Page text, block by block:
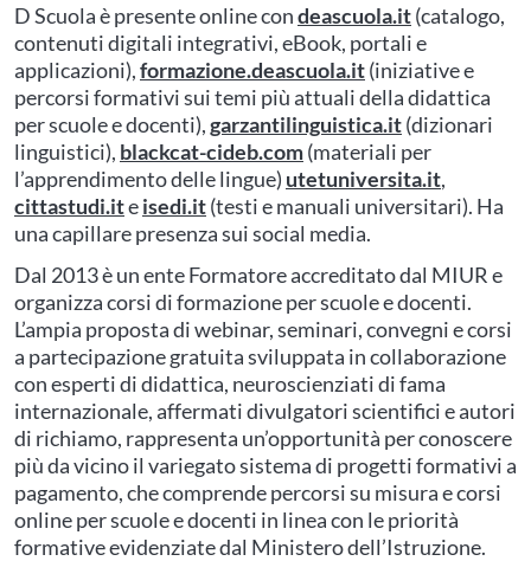
D Scuola è presente online condeascuola.it(catalogo,
contenuti digitali integrativi, eBook, portali e
applicazioni),formazione.deascuola.it(iniziative e
percorsi formativi sui temi più attuali della didattica
per scuole e docenti),garzantilinguistica.it(dizionari
linguistici), blackcat-cideb.com(materiali per
l’apprendimento delle lingue) utetuniversita.it,
cittastudi.iteisedi.it(testi e manuali universitari). Ha
una capillare presenza sui social media.
Dal 2013 è un ente Formatore accreditato dal MIUR e
organizza corsi di formazione per scuole e docenti.
L’ampia proposta di webinar, seminari, convegni e corsi
a partecipazione gratuita sviluppata in collaborazione
con esperti di didattica, neuroscienziati di fama
internazionale, affermati divulgatori scientifici e autori
di richiamo, rappresenta un’opportunità per conoscere
più da vicino il variegato sistema di progetti formativi a
pagamento, che comprende percorsi su misura e corsi
online per scuole e docenti in linea con le priorità
formative evidenziate dal Ministero dell’Istruzione.